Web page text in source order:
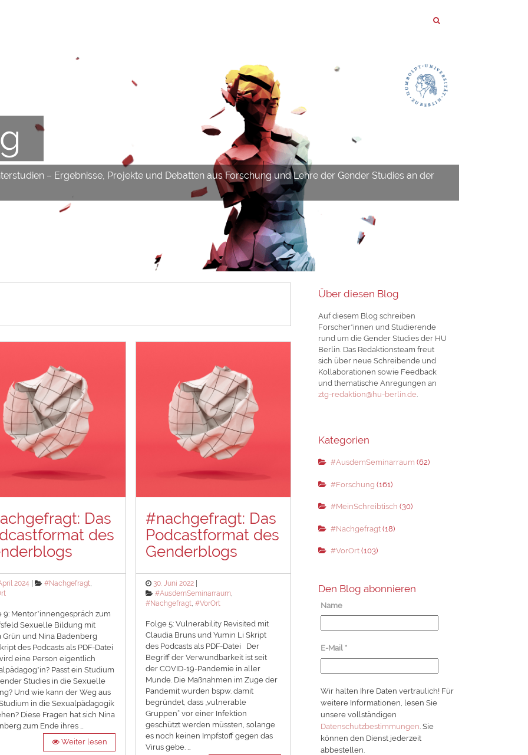
– Ergebnisse, Projekte und Debatten aus Forschung und Lehre der Gender Studies an der
Das
des
2024 Categories
#Nachgefragt,
9: Mentor*innengespräch zum
Sexuelle Bildung mit
Grün und Nina Badenberg
des Podcasts als PDF-Datei
eine Person eigentlich
Passt ein Studium
Studies in die Sexuelle
Und wie kann der Weg aus
in die Sexualpädagogik
Diese Fragen hat sich Nina
zum Ende ihres …
Weiter lesen
#nachgefragt: Das
Podcastformat des
Genderblogs
Posted
on
30. Juni 2022
Categories
#AusdemSeminarraum,
#Nachgefragt,#VorOrt
Folge 5: Vulnerability Revisited mit
Claudia Bruns und Yumin Li Skript
des Podcasts als PDF-Datei Der
Begriff der Verwundbarkeit ist seit
der COVID-19-Pandemie in aller
Munde. Die Maßnahmen im Zuge der
Pandemit wurden bspw. damit
begründet, dass „vulnerable
Gruppen“ vor einer Infektion
geschützt werden müssten, solange
es noch keinen Impfstoff gegen das
Virus gebe. …
Über diesen Blog
Auf diesem Blog schreiben
Forscher*innen und Studierende
rund um die Gender Studies der HU
Berlin. Das Redaktionsteam freut
sich über neue Schreibende und
Kollaborationen sowie Feedback
und thematische Anregungen an
ztg-redaktion@hu-berlin.de.
Kategorien
#AusdemSeminarraum (62)
#Forschung (161)
#MeinSchreibtisch (30)
#Nachgefragt(18)
#VorOrt(103)
Den Blog abonnieren
Name
E-Mail *
Wir halten Ihre Daten vertraulich! Für
weitere Informationen, lesen Sie
unsere vollständigen
Datenschutzbestimmungen . Sie
können den Dienst jederzeit
abbestellen.